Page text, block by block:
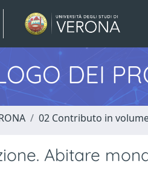
DEI
02 Contributo in
Abitare